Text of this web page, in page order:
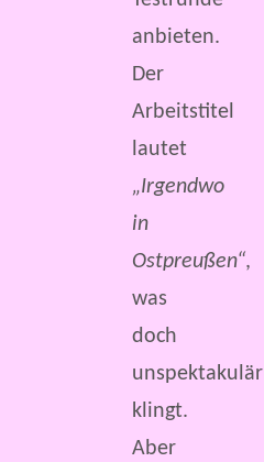
anbieten.
Der
Arbeitstitel
lautet
„Irgendwo
in
Ostpreußen“,
was
doch
unspektakulär
klingt.
Aber